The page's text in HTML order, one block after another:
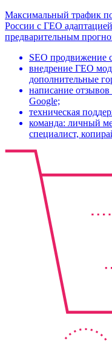
Максимальный трафик
России с ГЕО
предварительным
SEO продвижение
внедрение ГЕО
дополнительные
написание
Google;
техническая
команда: личный
специалист,